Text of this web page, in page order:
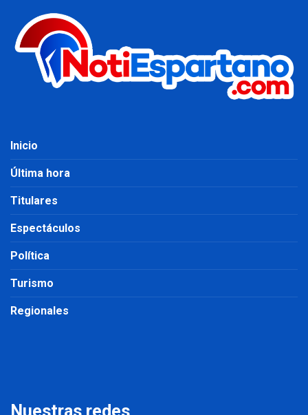
Inicio
Última hora
Titulares
Espectáculos
Política
Turismo
Regionales